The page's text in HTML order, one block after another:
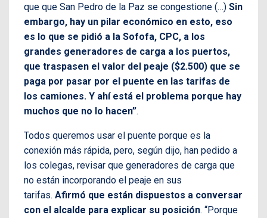
que que San Pedro de la Paz se congestione (…) Sin
embargo, hay un pilar económico en esto, eso
es lo que se pidió a la Sofofa, CPC, a los
grandes generadores de carga a los puertos,
que traspasen el valor del peaje ($2.500) que se
paga por pasar por el puente en las tarifas de
los camiones. Y ahí está el problema porque hay
muchos que no lo hacen”.
Todos queremos usar el puente porque es la
conexión más rápida, pero, según dijo, han pedido a
los colegas, revisar que generadores de carga que
no están incorporando el peaje en sus
tarifas. Afirmó que están dispuestos a conversar
con el alcalde para explicar su posición. “Porque